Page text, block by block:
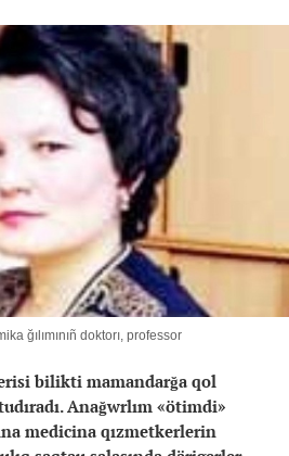
ğılımınıñ doktorı, professor
bilikti mamandarğa qol
Anağwrlım «ötimdi»
medicina qızmetkerlerin